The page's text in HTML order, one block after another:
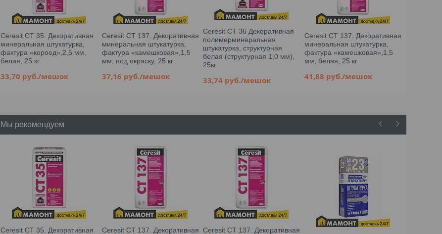
Ceresit СТ 35. Декоративная
минеральная штукатурка,
фактура «короед»,2,5 мм,
белая, 25 кг
33,70 руб./мешок
Ceresit СТ 137. Декоративная
минеральная штукатурка,
фактура «камешковая»,1,5
мм, под окраску, 25 кг
37,16 руб./мешок
Ceresit СТ 36 Декоративная
полимерминеральная
штукатурка, структурная
белая (структурная 1,0 мм),
25кг
33,74 руб./мешок
Ceresit СТ 137. Декоративная
минеральная штукатурка,
фактура «камешковая»,1,5
мм, белая, 25 кг
41,88 руб./мешок
Мы рекомендуем
Ceresit СТ 35. Декоративная Ceresit СТ 137. Декоративная Ceresit СТ 137. Декоративная